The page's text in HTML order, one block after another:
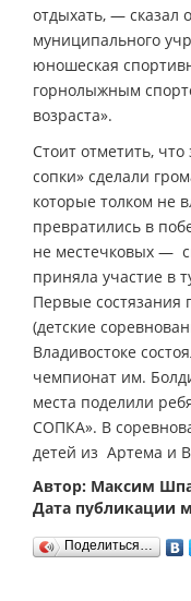
отдыхать, — сказал
муниципального
юношеская
горнолыжным
возраста».
Стоит отметить,
сопки» сделали
которые толком не
превратились в
не местечковых —
приняла участие в
Первые состязания
(детские
Владивостоке
чемпионат им.
места поделили
СОПКА». В
детей из Артема и
Автор: Максим
Дата публикации
Поделиться…